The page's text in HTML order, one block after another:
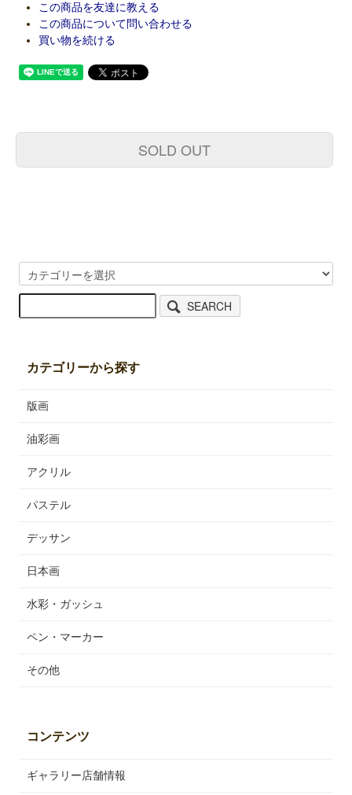
この商品を友達に教える
この商品について問い合わせる
買い物を続ける
SOLD OUT
SEARCH
カテゴリーから探す
版画
油彩画
アクリル
パステル
デッサン
日本画
水彩・ガッシュ
ペン・マーカー
その他
コンテンツ
ギャラリー店舗情報